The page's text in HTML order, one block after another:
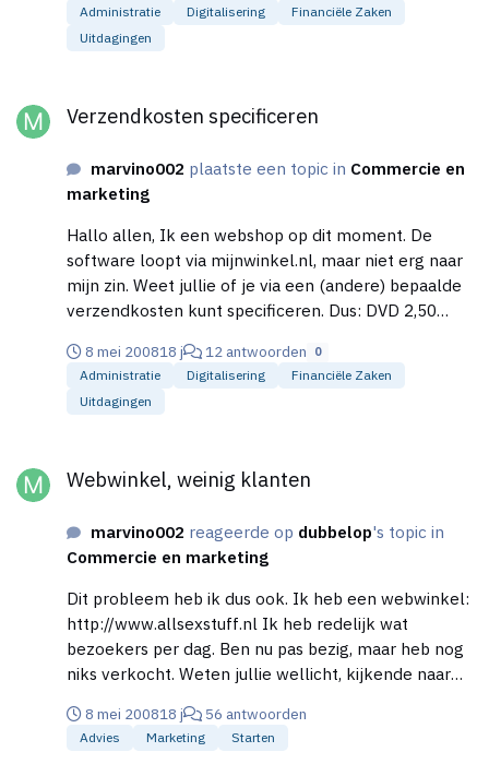
Administratie Digitalisering
Financiële Zaken
Uitdagingen
Verzendkosten specificeren
marvino002 plaatste een topic in Commercie en
marketing
Hallo allen, Ik een webshop op dit moment. De
software loopt via mijnwinkel.nl, maar niet erg naar
mijn zin. Weet jullie of je via een (andere) bepaalde
verzendkosten kunt specificeren. Dus: DVD 2,50
Mijnwinkel.nl telde de verzendkosten bij elkaar op
dus 8,00. Dat was een flinke tegenslag voor mij!
Weet iemand of OsCommerce, Zencart dit wel
8 mei 200818 j 12 antwoorden 0
Administratie Digitalisering
Financiële Zaken
Uitdagingen
Webwinkel, weinig klanten
marvino002 reageerde op dubbelop's topic in
Commercie en marketing
Dit probleem heb ik dus ook. Ik heb een webwinkel:
http://www.allsexstuff.nl Ik heb redelijk wat
bezoekers per dag. Ben nu pas bezig, maar heb nog
niks verkocht. Weten jullie wellicht, kijkende naar
om niks te kopen? Graag hoor ik van jullie.
8 mei 200818 j 56 antwoorden
Advies Marketing Starten